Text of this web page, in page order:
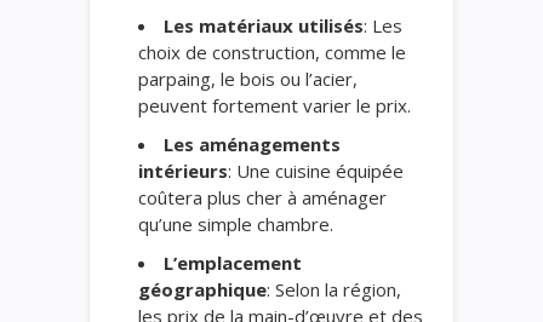
Les matériaux utilisés: Les
choix de construction, comme le
parpaing, le bois ou l’acier,
peuvent fortement varier le prix.
Les aménagements
intérieurs: Une cuisine équipée
coûtera plus cher à aménager
qu’une simple chambre.
L’emplacement
géographique: Selon la région,
les prix de la main-d’œuvre et des